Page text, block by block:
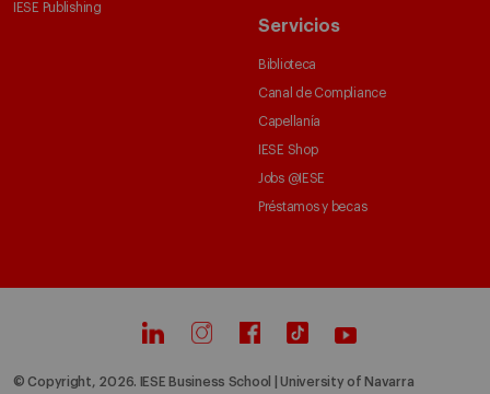
IESE Publishing
Servicios
Biblioteca
Canal de Compliance
Capellanía
IESE Shop
Jobs @IESE
Préstamos y becas
© Copyright, 2026. IESE Business School | University of Navarra